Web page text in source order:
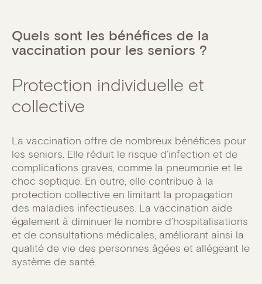
Quels sont les bénéfices de la
vaccination pour les seniors ?
Protection individuelle et
collective
La vaccination offre de nombreux bénéfices pour
les seniors. Elle réduit le risque d’infection et de
complications graves, comme la pneumonie et le
choc septique. En outre, elle contribue à la
protection collective en limitant la propagation
des maladies infectieuses. La vaccination aide
également à diminuer le nombre d’hospitalisations
et de consultations médicales, améliorant ainsi la
qualité de vie des personnes âgées et allégeant le
système de santé.